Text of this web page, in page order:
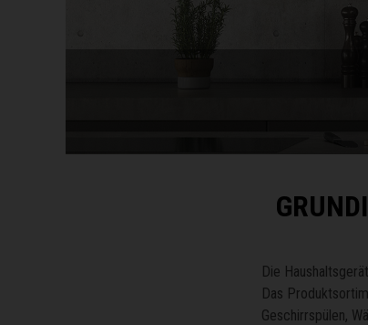
Die
Das
Geschirrspülen,